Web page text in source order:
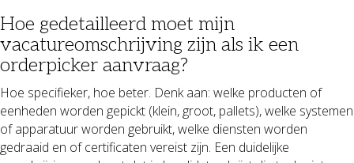
Hoe gedetailleerd moet mijn
vacatureomschrijving zijn als ik een
orderpicker aanvraag?
Hoe specifieker, hoe beter. Denk aan: welke producten of
eenheden worden gepickt (klein, groot, pallets), welke systemen
of apparatuur worden gebruikt, welke diensten worden
gedraaid en of certificaten vereist zijn. Een duidelijke